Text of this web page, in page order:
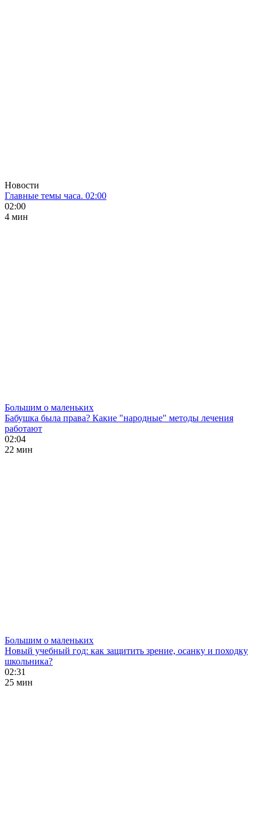
Новости
Главные темы часа. 02:00
02:00
4 мин
Большим о маленьких
Бабушка была права? Какие "народные" методы лечения
работают
02:04
22 мин
Большим о маленьких
Новый учебный год: как защитить зрение, осанку и походку
школьника?
02:31
25 мин